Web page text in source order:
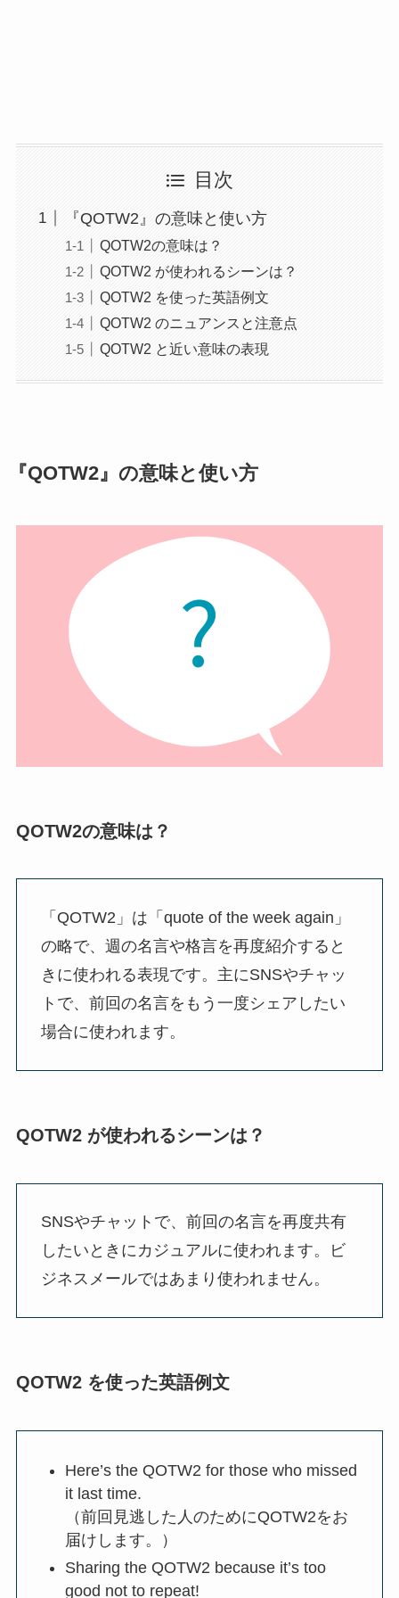
目次
『QOTW2』の意味と使い方
QOTW2の意味は？
QOTW2 が使われるシーンは？
QOTW2 を使った英語例文
QOTW2 のニュアンスと注意点
QOTW2 と近い意味の表現
『QOTW2』の意味と使い方
QOTW2の意味は？
「QOTW2」は「quote of the week again」
の略で、週の名言や格言を再度紹介すると
きに使われる表現です。主にSNSやチャッ
トで、前回の名言をもう一度シェアしたい
場合に使われます。
QOTW2 が使われるシーンは？
SNSやチャットで、前回の名言を再度共有
したいときにカジュアルに使われます。ビ
ジネスメールではあまり使われません。
QOTW2 を使った英語例文
Here’s the QOTW2 for those who missed
it last time.
（前回見逃した人のためにQOTW2をお
届けします。）
Sharing the QOTW2 because it’s too
good not to repeat!